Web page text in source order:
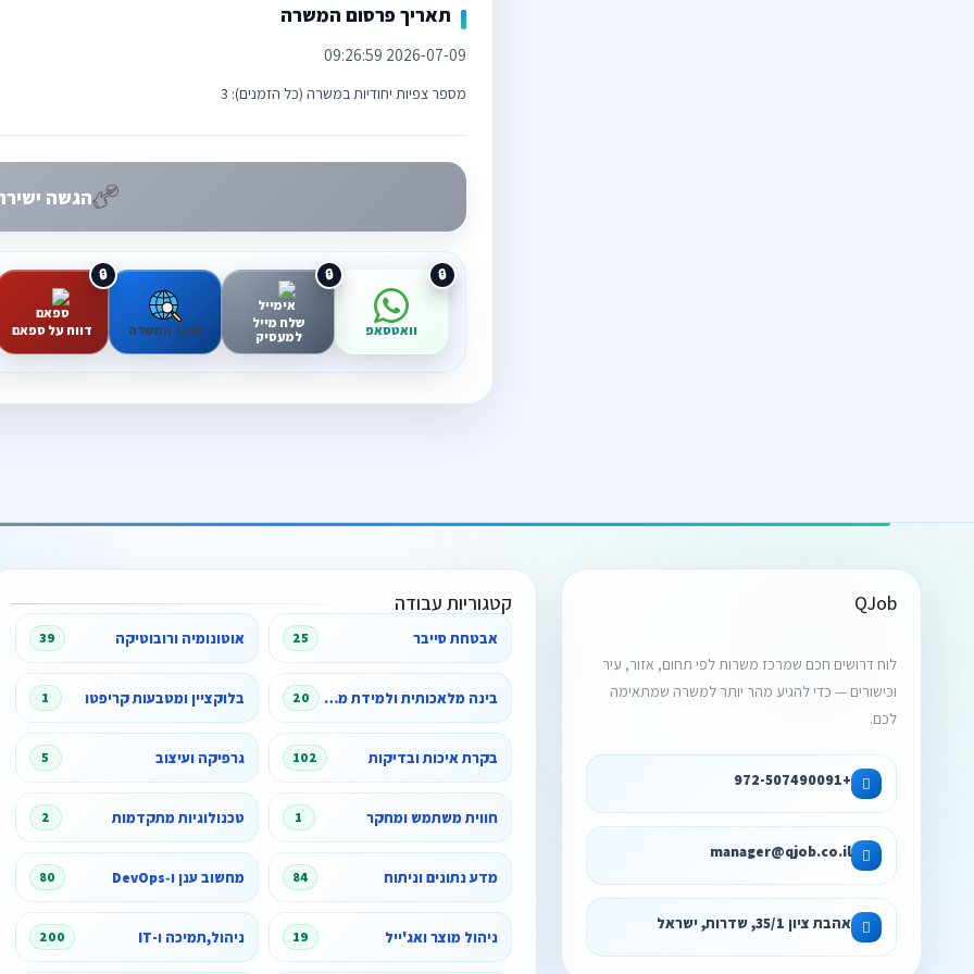
תאריך פרסום המשרה
2026-07-09 09:26:59
מספר צפיות יחודיות במשרה (כל הזמנים): 3
הגשה
וואטסאפ
שלח מייל
למעסיק
מקור המשרה דווח על ספאם
QJob
לוח דרושים חכם שמרכז משרות לפי תחום, אזור, עיר
וכישורים — כדי להגיע מהר יותר למשרה שמתאימה
לכם.
+972-507490091
manager@qjob.co.il
אהבת ציון 35/1, שדרות, ישראל
קטגוריות עבודה
אבטחת סייבר 25 אוטונומיה ורובוטיקה 39
בינה מלאכותית ולמידת מכונה 20 בלוקציין ומטבעות קריפטו 1
בקרת איכות ובדיקות 102 גרפיקה ועיצוב 5
חווית משתמש ומחקר 1 טכנולוגיות מתקדמות 2
מדע נתונים וניתוח 84 מחשוב ענן ו‑DevOps 80
ניהול מוצר ואג'ייל 19 ניהול,תמיכה ו-IT 200